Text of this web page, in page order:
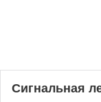
Сигнальная